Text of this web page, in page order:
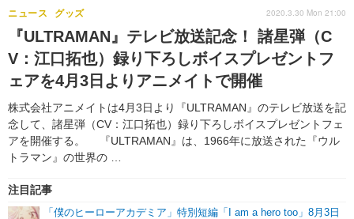
グッズ イベント
声優 コスプレ
舞台 新帝スタ
ラキりす
連載一覧
番組・動画
番組・動画一覧 ラジオ
動画
連載・ブログ
連載・ブログ一覧 コラム
編集部ブログ・お知らせ
『ULTRAMAN』テレビ放送記念！ 諸星弾（C
V：江口拓也）録り下ろしボイスプレゼントフ
ェアを4月3日よりアニメイトで開催
株式会社アニメイトは4月3日より『ULTRAMAN』のテレビ放送を記
念して、諸星弾（CV：江口拓也）録り下ろしボイスプレゼントフェ
アを開催する。 『ULTRAMAN』は、1966年に放送された『ウル
トラマン』の世界の …
ニュース グッズ
注目記事
「僕のヒーローアカデミア」特別短編「I am a hero too」8月3日
2020.3.30 Mon 21:00